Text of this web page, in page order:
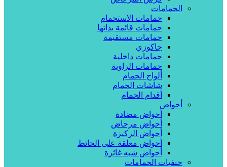
الحمامات
حمامات الاستحمام
حمامات قائمة بذاتها
حمامات مستقيمة
جاكوزي
حمامات داخلية
حمامات الزاوية
ألواح الحمام
شاشات الحمام
أقدام الحمام
أحواض
أحواض مضادة
أحواض مرحاض
أحواض الركيزة
أحواض معلقة على الحائط
أحواض شبه غائرة
حنفيات الحمامات